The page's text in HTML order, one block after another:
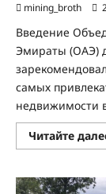
mining_broth
Введение
Эмираты (ОАЭ)
самых
недвижимости
Читайте